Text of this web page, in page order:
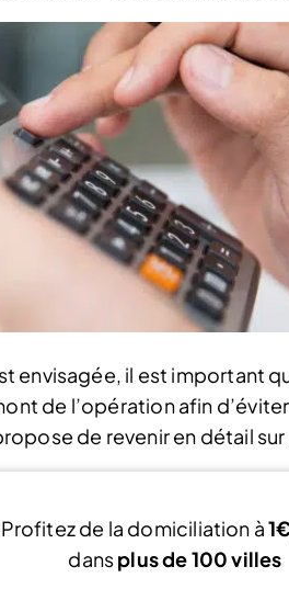
envisagée, il est important
de l’opération afin
de revenir en détail
Profitez de la domiciliation à
dansplus de 100 villes